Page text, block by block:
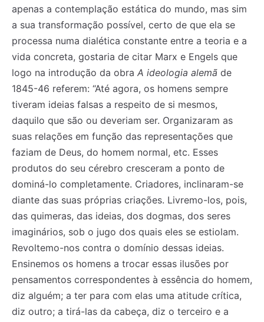
apenas a contemplação estática do mundo, mas sim
a sua transformação possível, certo de que ela se
processa numa dialética constante entre a teoria e a
vida concreta, gostaria de citar Marx e Engels que
logo na introdução da obra A ideologia alemã de
1845-46 referem: “Até agora, os homens sempre
tiveram ideias falsas a respeito de si mesmos,
daquilo que são ou deveriam ser. Organizaram as
suas relações em função das representações que
faziam de Deus, do homem normal, etc. Esses
produtos do seu cérebro cresceram a ponto de
dominá-lo completamente. Criadores, inclinaram-se
diante das suas próprias criações. Livremo-los, pois,
das quimeras, das ideias, dos dogmas, dos seres
imaginários, sob o jugo dos quais eles se estiolam.
Revoltemo-nos contra o domínio dessas ideias.
Ensinemos os homens a trocar essas ilusões por
pensamentos correspondentes à essência do homem,
diz alguém; a ter para com elas uma atitude crítica,
diz outro; a tirá-las da cabeça, diz o terceiro e a